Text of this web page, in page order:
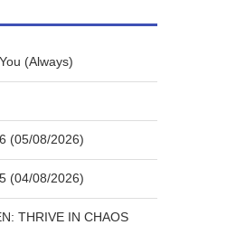
(Always)
(05/08/2026)
(04/08/2026)
THRIVE IN CHAOS